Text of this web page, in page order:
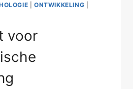
|ONTWIKKELING
voor